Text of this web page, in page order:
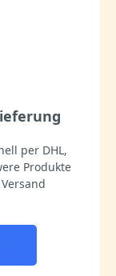
per DHL,
Produkte